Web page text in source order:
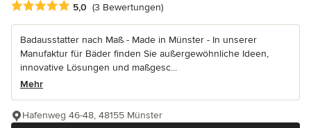
Durchschnittliche Bewertung: 5 von 5 Sternen
5,0 (3 Bewertungen)
Badausstatter nach Maß - Made in Münster - In unserer
Manufaktur für Bäder finden Sie außergewöhnliche Ideen,
innovative Lösungen und maßgesc...
Mehr
Hafenweg 46-48, 48155 Münster